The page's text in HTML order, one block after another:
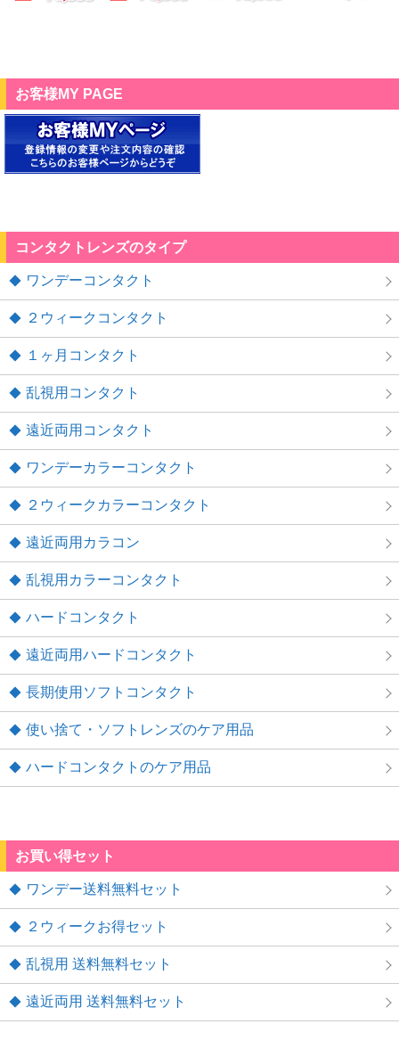
お客様MY PAGE
コンタクトレンズのタイプ
ワンデーコンタクト
２ウィークコンタクト
１ヶ月コンタクト
乱視用コンタクト
遠近両用コンタクト
ワンデーカラーコンタクト
２ウィークカラーコンタクト
遠近両用カラコン
乱視用カラーコンタクト
ハードコンタクト
遠近両用ハードコンタクト
長期使用ソフトコンタクト
使い捨て・ソフトレンズのケア用品
ハードコンタクトのケア用品
お買い得セット
ワンデー送料無料セット
２ウィークお得セット
乱視用 送料無料セット
遠近両用 送料無料セット